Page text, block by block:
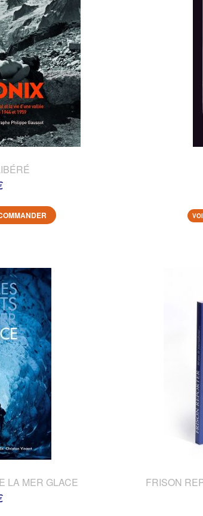
LA MER GLACE
FRISON